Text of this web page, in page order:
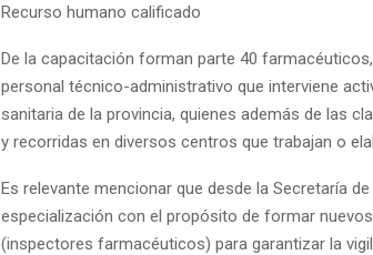
Recurso humano calificado
De la capacitación forman parte 40
personal técnico-administrativo que interviene
sanitaria de la provincia, quienes además de las
y recorridas en diversos centros que trabajan o
Es relevante mencionar que desde la Secretaría
especialización con el propósito de formar
(inspectores farmacéuticos) para garantizar la